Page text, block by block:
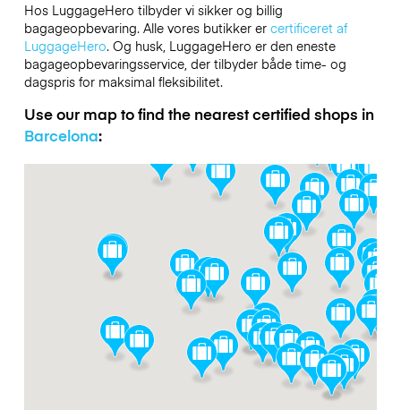
Hos LuggageHero tilbyder vi sikker og billig
bagageopbevaring. Alle vores butikker er certificeret af
LuggageHero. Og husk, LuggageHero er den eneste
bagageopbevaringsservice, der tilbyder både time- og
dagspris for maksimal fleksibilitet.
Use our map to find the nearest certified shops in
Barcelona: